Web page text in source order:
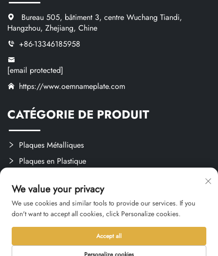
Bureau 505, bâtiment 3, centre Wuchang Tiandi,
Hangzhou, Zhejiang, Chine
+86-13346185958
[email protected]
https://www.oemnameplate.com
CATÉGORIE DE PRODUIT
Plaques Métalliques
Plaques en Plastique
Créations Sur Mesure
Droit d'auteur © 2026 Hangzhou Qianxi Crafts CO., Ltd. Tous droits
Politique de confidentialité
We value your privacy
We use cookies and similar tools to provide our services. If you
don't want to accept all cookies, click Personalize cookies.
Accept all